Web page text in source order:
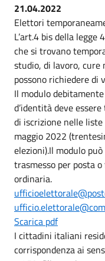
21.04.2022
Elettori
L’art.4 bis della
che si trovano
studio, di lavoro,
possono richiedere di
Il modulo
d’identità deve
di iscrizione nelle
maggio 2022
elezioni).Il modulo
trasmesso per posta
ordinaria.
Scarica pdf
I cittadini italiani
corrispondenza ai